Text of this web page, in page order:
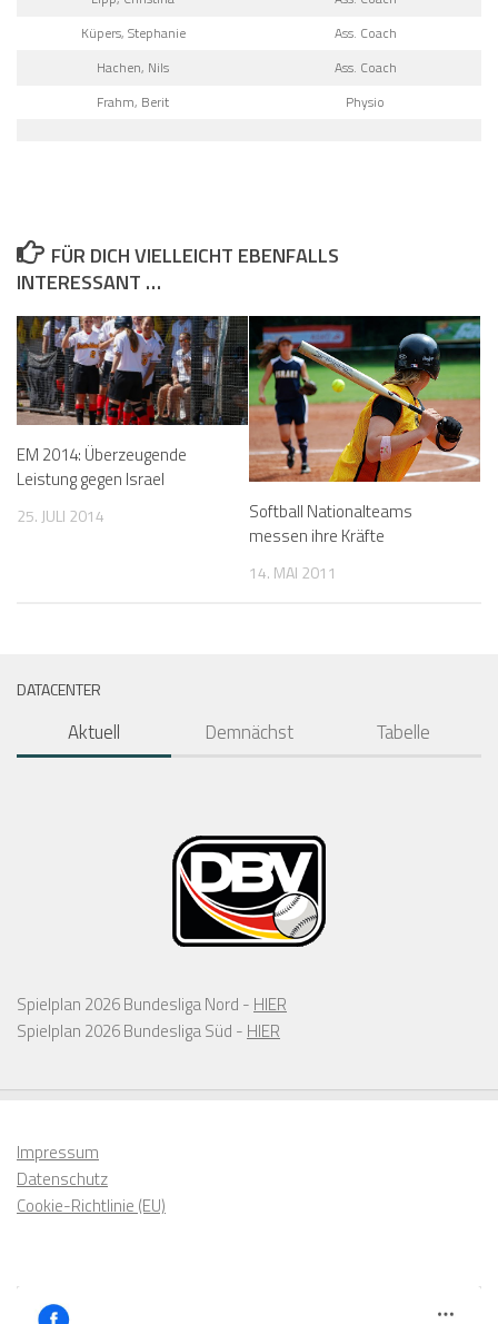
Küpers, Stephanie
Ass. Coach
Hachen, Nils
Ass. Coach
Frahm, Berit
Physio
FÜR DICH VIELLEICHT EBENFALLS
INTERESSANT …
EM 2014: Überzeugende
Leistung gegen Israel
25. JULI 2014
Softball Nationalteams
messen ihre Kräfte
14. MAI 2011
DATACENTER
Aktuell Demnächst Tabelle
Spielplan 2026 Bundesliga Nord - HIER
Spielplan 2026 Bundesliga Süd - HIER
Impressum
Datenschutz
Cookie-Richtlinie (EU)